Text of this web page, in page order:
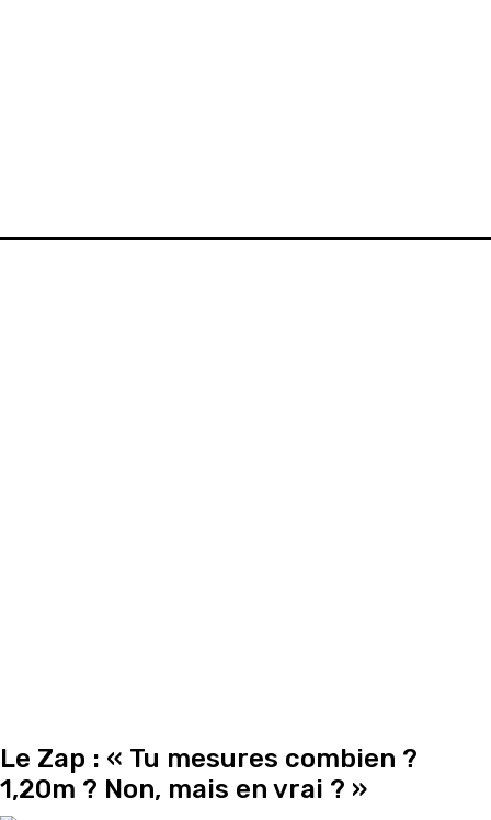
Le Zap : « Tu mesures combien ?
1,20m ? Non, mais en vrai ? »